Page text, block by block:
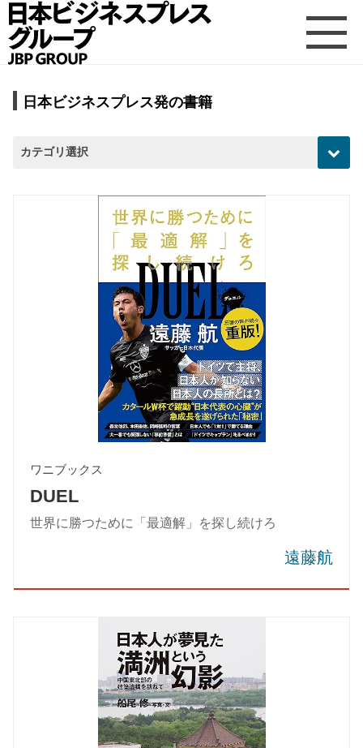
日本ビジネスプレス発の書籍
ワニブックス
DUEL
世界に勝つために「最適解」を探し続けろ
遠藤航